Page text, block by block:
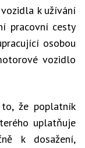
k užívání
pracovní cesty
osobou
vozidlo
že poplatník
uplatňuje
k dosažení,